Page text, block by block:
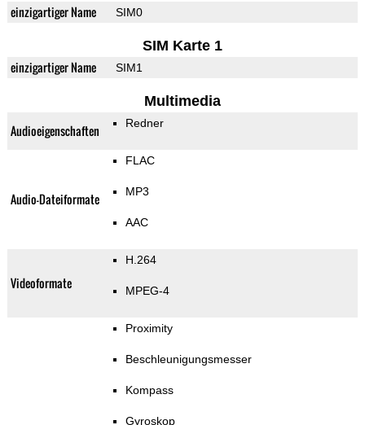
einzigartiger Name SIM0
SIM Karte 1
einzigartiger Name SIM1
Multimedia
Audioeigenschaften Redner
Audio-Dateiformate
FLAC
MP3
AAC
Videoformate
H.264
MPEG-4
Proximity
Beschleunigungsmesser
Kompass
Gyroskop